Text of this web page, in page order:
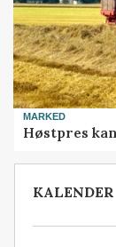
MARKED
Høstpres
KALENDER